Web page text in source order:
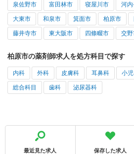
泉佐野市 富田林市 寝屋川市 河
大東市 和泉市 箕面市 柏原市
藤井寺市 東大阪市 四條畷市 交
柏原市の薬剤師求人を処方科目で探す
内科 外科 皮膚科 耳鼻科 小
総合科目 歯科 泌尿器科
最近見た求人 保存した求人